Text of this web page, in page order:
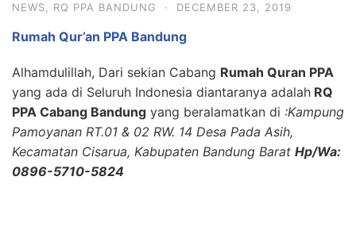
NEWS RQ PPA BANDUNG · DECEMBER 23, 2019
Rumah Qur’an PPA Bandung
Alhamdulillah, Dari sekian Cabang Rumah Quran PPA
yang ada di Seluruh Indonesia diantaranya adalah RQ
PPA Cabang Bandung yang beralamatkan di :Kampung
Pamoyanan RT.01 & 02 RW. 14 Desa Pada Asih,
Kecamatan Cisarua, Kabupaten Bandung Barat Hp/Wa:
0896-5710-5824